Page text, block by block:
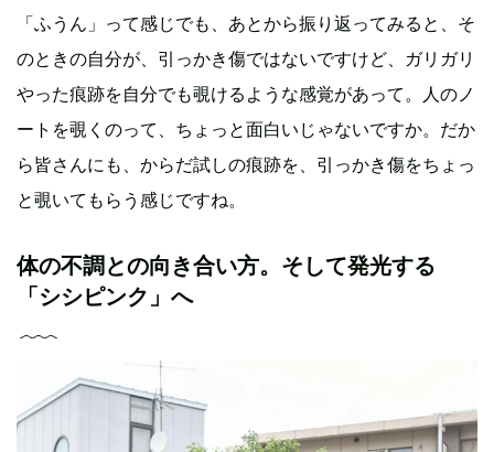
「ふうん」って感じでも、あとから振り返ってみると、そ
のときの自分が、引っかき傷ではないですけど、ガリガリ
やった痕跡を自分でも覗けるような感覚があって。人のノ
ートを覗くのって、ちょっと面白いじゃないですか。だか
ら皆さんにも、からだ試しの痕跡を、引っかき傷をちょっ
と覗いてもらう感じですね。
体の不調との向き合い方。そして発光する
「シシピンク」へ